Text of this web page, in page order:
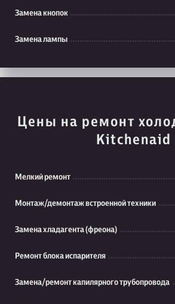
Замена кнопок
Замена лампы
Цены на ремонт
Kitchenaid
Мелкий ремонт
Монтаж/демонтаж встроенной техники
Замена хладагента (фреона)
Ремонт блока испарителя
Замена/ремонт капилярного трубопровода